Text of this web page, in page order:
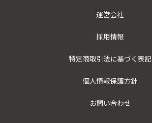
運営会社
採用情報
特定商取引法に基づく表記
個人情報保護方針
お問い合わせ